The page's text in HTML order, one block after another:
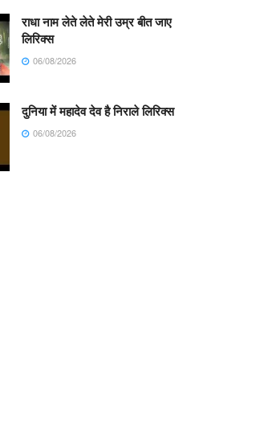
राधा नाम लेते लेते मेरी उम्र बीत जाए
लिरिक्स
06/08/2026
दुनिया में महादेव देव है निराले लिरिक्स
06/08/2026